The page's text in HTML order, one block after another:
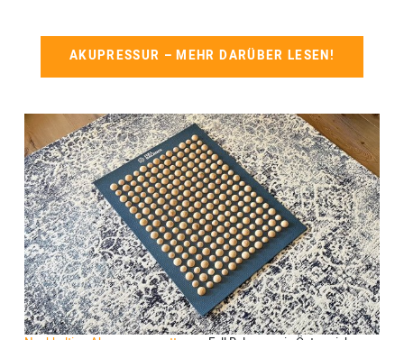
AKUPRESSUR – MEHR DARÜBER LESEN!